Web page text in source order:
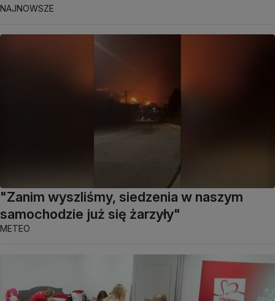
NAJNOWSZE
"Zanim wyszliśmy, siedzenia w naszym
samochodzie już się żarzyły"
METEO